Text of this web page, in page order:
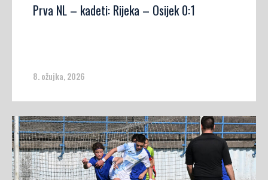
Prva NL – kadeti: Rijeka – Osijek 0:1
8. ožujka, 2026